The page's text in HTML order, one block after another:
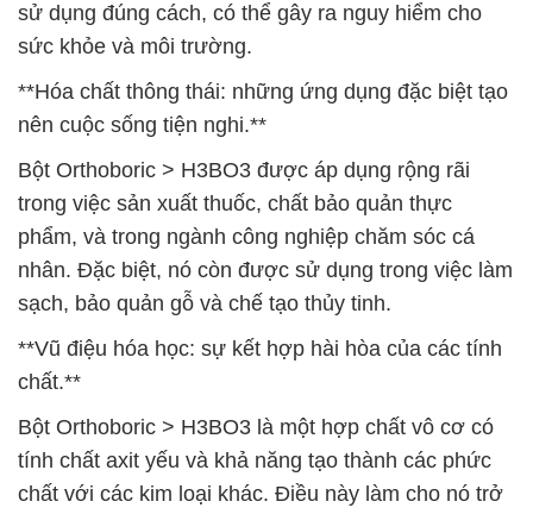
sử dụng đúng cách, có thể gây ra nguy hiểm cho
sức khỏe và môi trường.
**Hóa chất thông thái: những ứng dụng đặc biệt tạo
nên cuộc sống tiện nghi.**
Bột Orthoboric > H3BO3 được áp dụng rộng rãi
trong việc sản xuất thuốc, chất bảo quản thực
phẩm, và trong ngành công nghiệp chăm sóc cá
nhân. Đặc biệt, nó còn được sử dụng trong việc làm
sạch, bảo quản gỗ và chế tạo thủy tinh.
**Vũ điệu hóa học: sự kết hợp hài hòa của các tính
chất.**
Bột Orthoboric > H3BO3 là một hợp chất vô cơ có
tính chất axit yếu và khả năng tạo thành các phức
chất với các kim loại khác. Điều này làm cho nó trở